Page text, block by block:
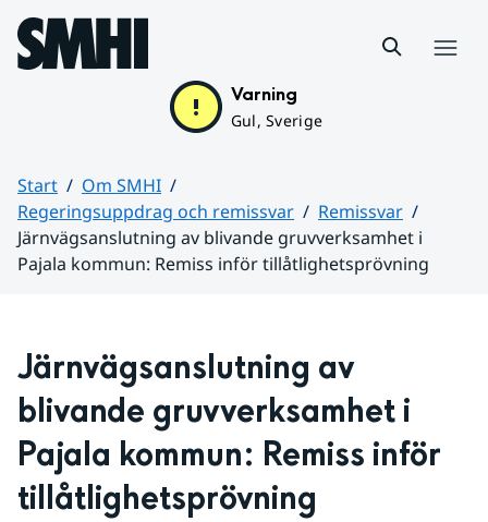
Hoppa till sidans innehåll
Varning
Gul, Sverige
Start
Om SMHI
Regeringsuppdrag och remissvar
Remissvar
Järnvägsanslutning av blivande gruvverksamhet i
Pajala kommun: Remiss inför tillåtlighetsprövning
Järnvägsanslutning av
blivande gruvverksamhet i
Pajala kommun: Remiss inför
tillåtlighetsprövning